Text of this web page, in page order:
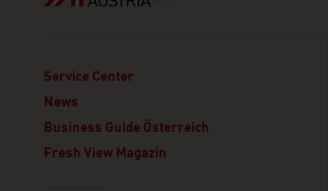
Service Center
News
Business Guide Österreich
Fresh View Magazin